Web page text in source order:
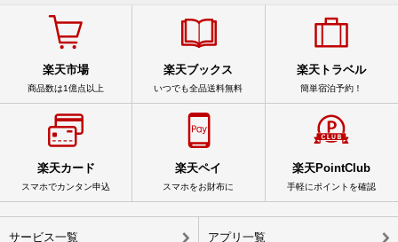
楽天市場
商品数は1億点以上
楽天ブックス
いつでも全品送料無料
楽天トラベル
簡単宿泊予約！
楽天カード
スマホでカンタン申込
楽天ペイ
スマホをお財布に
楽天PointClub
手軽にポイントを確認
サービス一覧 アプリ一覧